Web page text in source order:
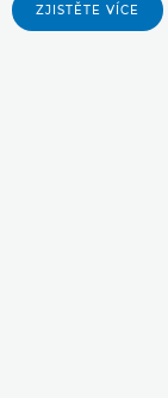
ZJISTĚTE VÍCE